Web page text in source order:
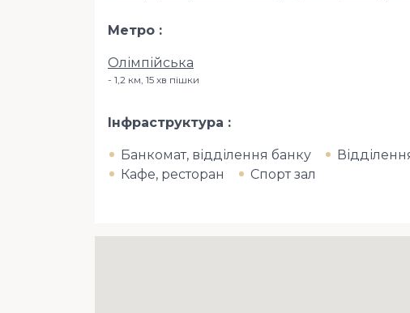
Метро
Олімпійська
1,2 км, 15 хв пішки
Інфраструктура
Банкомат, відділення банку
Кафе, ресторан
Спорт зал